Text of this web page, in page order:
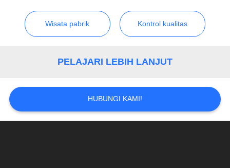
KEBIJAKAN
Wisata pabrik Kontrol kualitas
PELAJARI LEBIH LANJUT
HUBUNGI KAMI!